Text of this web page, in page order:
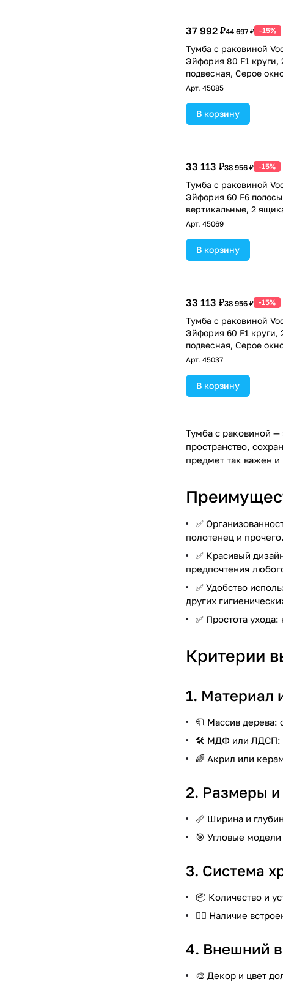
37 992 ₽44 697 ₽ -15%
Тумба с раковиной
Эйфория 80 F1 круги,
подвесная, Серое
Арт. 45085
В корзину
33 113 ₽38 956 ₽ -15%
Тумба с раковиной
Эйфория 60 F6 полосы
вертикальные, 2
Серое окно RAL 7040
Арт. 45069
В корзину
33 113 ₽38 956 ₽ -15%
Тумба с раковиной
Эйфория 60 F1 круги,
подвесная, Серое
Арт. 45037
В корзину
Тумба с раковиной —
пространство,
предмет так важен
✅
полотенец и прочего.
✅ Красивый
предпочтения
✅ Удобство
других
✅ Простота
Критерии
1. Материал
🧻 Массив дерева:
🛠️ МДФ или ЛДСП:
🌈 Акрил или
2. Размеры
📏 Ширина и
🎯 Угловые
3. Система
📦 Количество и
🏋️‍♂️ Наличие
4. Внешний
🎨 Декор и цвет